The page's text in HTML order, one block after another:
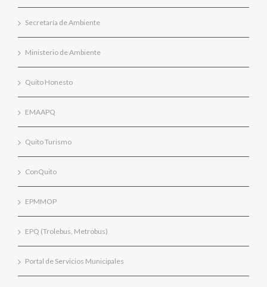
Secretaría de Ambiente
Ministerio de Ambiente
Quito Honesto
EMAAPQ
Quito Turismo
ConQuito
EPMMOP
EPQ (Trolebus, Metrobus)
Portal de Servicios Municipales